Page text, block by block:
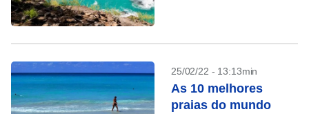
25/02/22 - 13:13min
As 10 melhores
praias do mundo